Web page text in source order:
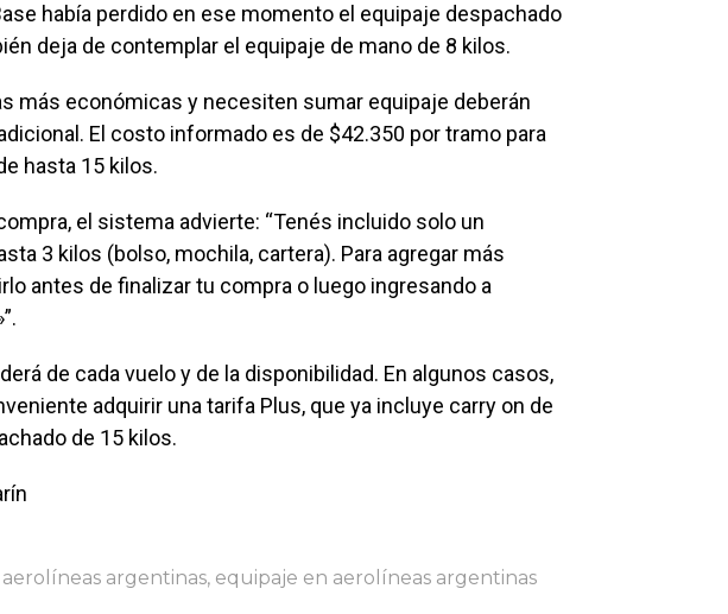
había perdido en ese momento el equipaje despachado
deja de contemplar el equipaje de mano de 8 kilos.
más económicas y necesiten sumar equipaje deberán
El costo informado es de $42.350 por tramo para
hasta 15 kilos.
el sistema advierte: “Tenés incluido solo un
3 kilos (bolso, mochila, cartera). Para agregar más
antes de finalizar tu compra o luego ingresando a
de cada vuelo y de la disponibilidad. En algunos casos,
adquirir una tarifa Plus, que ya incluye carry on de
de 15 kilos.
aerolíneas argentinas, equipaje en aerolíneas argentinas